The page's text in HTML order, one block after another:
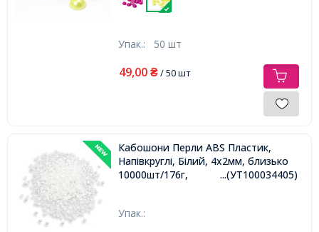
Упак.: 50 шт
49,00 ₴/ 50 шт
Кабошони Перли ABS Пластик,
Напівкруглі, Білий, 4х2мм, близько
10000шт/176г,
...(УТ100034405)
Упак.: